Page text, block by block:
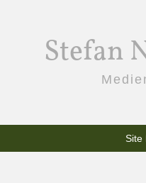
Stefan
Site